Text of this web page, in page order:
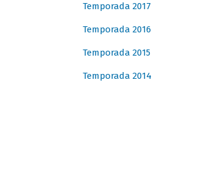
Temporada 2017
Temporada 2016
Temporada 2015
Temporada 2014